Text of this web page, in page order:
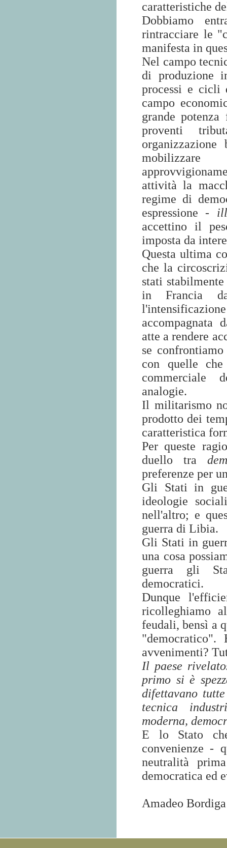
caratteristiche
Dobbiamo
rintracciare le
manifesta in
Nel campo
di produzione
processi e cicli
campo
grande
proventi
attività la
regime di
espressione -
accettino il
imposta da
Questa ultima
che la
stati
in Francia
accompagnata
atte a rendere
se
con quelle
commerciale
analogie.
Il militarismo
prodotto dei
caratteristica
Per queste
duello tra
preferenze per
Gli Stati in
ideologie
nell'altro; e
guerra di Libia.
Gli Stati in
una cosa
guerra gli
democratici.
Dunque
ricolleghiamo
feudali, bensì a
"democratico".
avvenimenti?
Il paese
primo si è
difettavano
tecnica
moderna,
E lo Stato
convenienze -
neutralità
democratica ed
Amadeo Bordiga